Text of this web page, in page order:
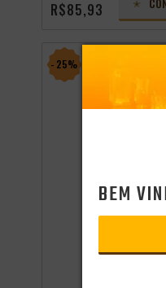
R$85,93
- 25%
BEM